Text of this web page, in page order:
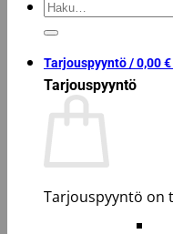
Etsi:
Tarjouspyyntö /0,00€
Tarjouspyyntö
Tarjouspyyntö on